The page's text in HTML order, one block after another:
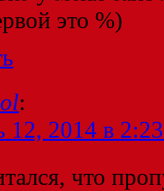
это %)
:
12, 2014 в
что